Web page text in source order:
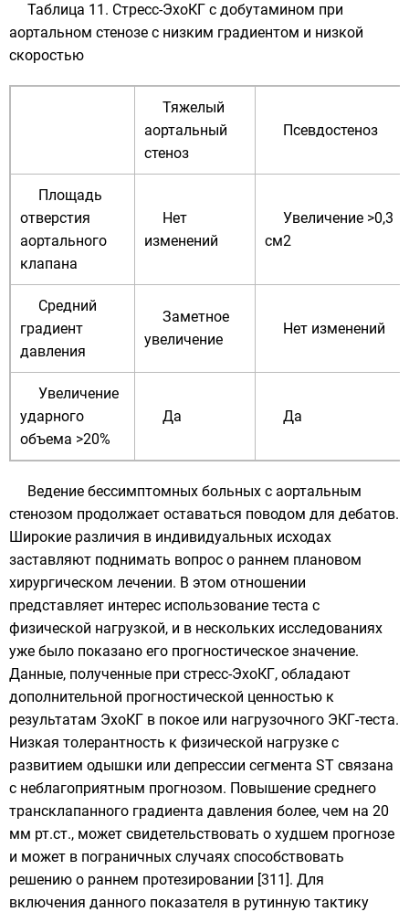
Таблица 11. Стресс-ЭхоКГ с добутамином при
аортальном стенозе с низким градиентом и низкой
скоростью
Тяжелый
аортальный
стеноз
Псевдостеноз
Площадь
отверстия
аортального
клапана
Нет
изменений
Увеличение >0,3
см2
Средний
градиент
давления
Заметное
увеличение
Нет изменений
Увеличение
ударного
объема >20%
Да Да
Ведение бессимптомных больных с аортальным
стенозом продолжает оставаться поводом для дебатов.
Широкие различия в индивидуальных исходах
заставляют поднимать вопрос о раннем плановом
хирургическом лечении. В этом отношении
представляет интерес использование теста с
физической нагрузкой, и в нескольких исследованиях
уже было показано его прогностическое значение.
Данные, полученные при стресс-ЭхоКГ, обладают
дополнительной прогностической ценностью к
результатам ЭхоКГ в покое или нагрузочного ЭКГ-теста.
Низкая толерантность к физической нагрузке с
развитием одышки или депрессии сегмента ST связана
с неблагоприятным прогнозом. Повышение среднего
трансклапанного градиента давления более, чем на 20
мм рт.ст., может свидетельствовать о худшем прогнозе
и может в пограничных случаях способствовать
решению о раннем протезировании [311]. Для
включения данного показателя в рутинную тактику